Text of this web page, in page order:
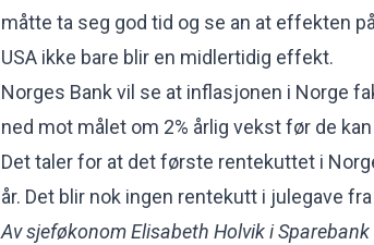
måtte ta seg god tid og se an at effekten
USA ikke bare blir en midlertidig effekt.
Norges Bank vil se at inflasjonen i Norge
ned mot målet om 2% årlig vekst før de
Det taler for at det første rentekuttet i
år. Det blir nok ingen rentekutt i julegave
Av sjeføkonom Elisabeth Holvik i Sparebank